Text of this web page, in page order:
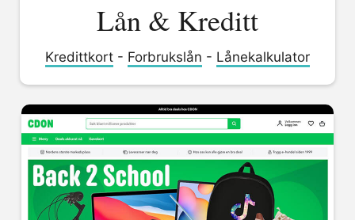
Lån & Kreditt
Kredittkort - Forbrukslån - Lånekalkulator